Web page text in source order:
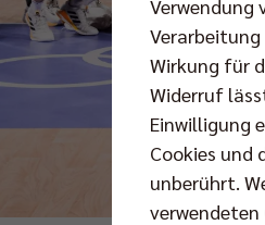
Verwendung
Wirkung für
Widerruf
Einwilligung
Cookies und
unberührt.
verwendeten